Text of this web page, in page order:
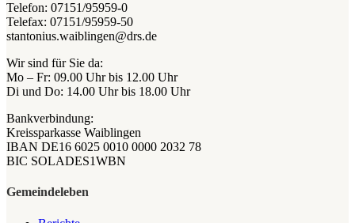
Telefon: 07151/95959-0
Telefax: 07151/95959-50
stantonius.waiblingen@drs.de
Wir sind für Sie da:
Mo – Fr: 09.00 Uhr bis 12.00 Uhr
Di und Do: 14.00 Uhr bis 18.00 Uhr
Bankverbindung:
Kreissparkasse Waiblingen
IBAN DE16 6025 0010 0000 2032 78
BIC SOLADES1WBN
Gemeindeleben